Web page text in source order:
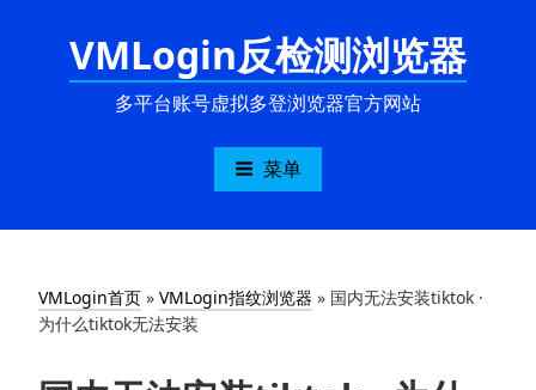
VMLogin反检测浏览器
多平台账号虚拟多登浏览器官方网站
菜单
VMLogin首页 » VMLogin指纹浏览器 » 国内无法安装tiktok ·
为什么tiktok无法安装